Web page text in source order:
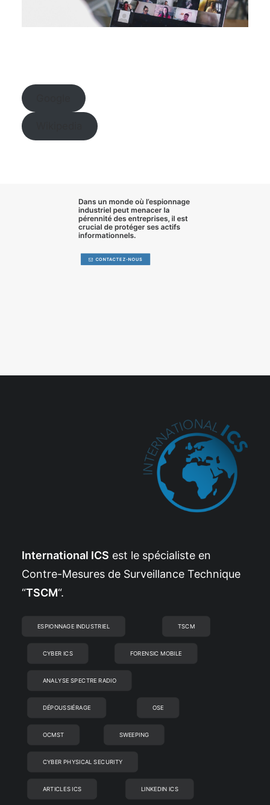
Dans un monde où l’espionnage
industriel peut menacer la
pérennité des entreprises, il est
crucial de protéger ses actifs
informationnels.
CONTACTEZ-NOUS
International ICS est le spécialiste en
Contre-Mesures de Surveillance Technique
“TSCM“.
ESPIONNAGE INDUSTRIEL TSCM
CYBER ICS FORENSIC MOBILE
ANALYSE SPECTRE RADIO
DÉPOUSSIÉRAGE OSE
OCMST SWEEPING
CYBER PHYSICAL SECURITY
ARTICLES ICS LINKEDIN ICS